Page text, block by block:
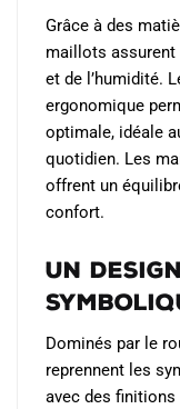
Grâce à des
maillots assurent
et de l’humidité.
ergonomique
optimale, idéale
quotidien. Les
offrent un
confort.
Un
Dominés par le
reprennent les
avec des